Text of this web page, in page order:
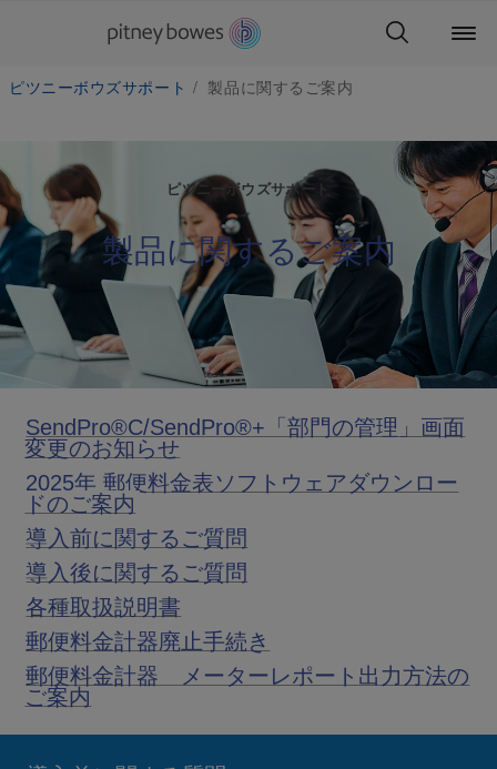
ピツニーボウズサポート 製品に関するご案内
ピツニーボウズサポート
製品に関するご案内
SendPro®C/SendPro®+「部門の管理」画面
変更のお知らせ
2025年 郵便料金表ソフトウェアダウンロー
ドのご案内
導入前に関するご質問
導入後に関するご質問
各種取扱説明書
郵便料金計器廃止手続き
郵便料金計器 メーターレポート出力方法の
ご案内